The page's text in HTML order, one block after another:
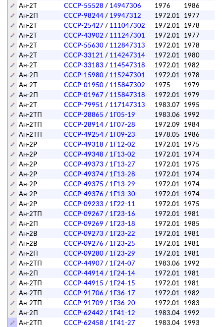
Ан-2Т
СССР-55528 / 14947306 1976 1986
Ан-2П
СССР-98244 / 19947312 1972.01 1977
Ан-2Т
СССР-25427 / 111047302 1972.01 1978
Ан-2Т
СССР-43902 / 111247301 1972.01 1977
Ан-2Т
СССР-55630 / 112847313 1972.01 1978
Ан-2Т
СССР-33121 / 114247314 1972.01 1980
Ан-2Т
СССР-33183 / 114547318 1972.01 1982
Ан-2П
СССР-15980 / 115247301 1972.01 1978
Ан-2Т
СССР-01950 / 115847302 1975 1979
Ан-2П
СССР-01967 / 115847318 1972.01 1979
Ан-2Т
СССР-79951 / 117147313 1983.07
1995
Ан-2ТП
СССР-28865 / 1Г05-19 1983.06
1992
Ан-2ТП
СССР-28914 / 1Г07-28 1972.09 1984
Ан-2ТП
СССР-49254 / 1Г09-23 1978.05 1986
Ан-2Р
СССР-49318 / 1Г12-02 1972.01 1975
Ан-2Р
СССР-49348 / 1Г13-02 1972.01 1974
Ан-2Р
СССР-49373 / 1Г13-27 1972.01 1975
Ан-2Р
СССР-49374 / 1Г13-28 1972.01 1974
Ан-2Р
СССР-49375 / 1Г13-29 1972.01 1974
Ан-2Р
СССР-49376 / 1Г13-30 1972.01 1974
Ан-2Р
СССР-09233 / 1Г22-11 1972.01 1975
Ан-2ТП
СССР-09267 / 1Г23-16 1972.01 1981
Ан-2П
СССР-09269 / 1Г23-18 1972.01 1985
Ан-2В
СССР-09273 / 1Г23-22 1972.01 1981
Ан-2В
СССР-09276 / 1Г23-25 1972.01 1981
Ан-2П
СССР-09280 / 1Г23-29 1972.01 1981
Ан-2ТП
СССР-44907 / 1Г24-07 1983.06
1992
Ан-2П
СССР-44914 / 1Г24-14 1972.01 1981
Ан-2ТП
СССР-44915 / 1Г24-15 1972.01 1981
Ан-2ТП
СССР-91706 / 1Г36-17 1972.01 1982
Ан-2ТП
СССР-91709 / 1Г36-20 1972.01 1983
Ан-2П
СССР-62442 / 1Г41-12 1983.04 1992
Ан-2ТП
СССР-62458 / 1Г41-27 1983.04 1993